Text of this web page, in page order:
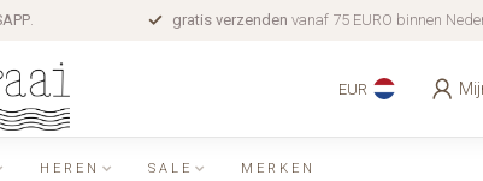
. gratis verzenden vanaf 75 EURO binnen
EUR
HEREN SALE MERKEN